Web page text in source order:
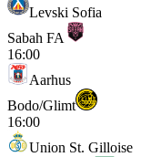
Levski Sofia
Sabah FA
16:00
Aarhus
Bodo/Glimt
16:00
Union St. Gilloise